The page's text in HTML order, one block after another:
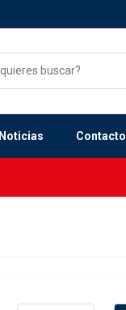
Noticias Contacto